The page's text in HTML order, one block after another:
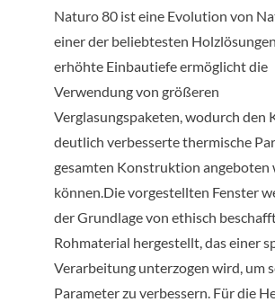
Naturo 80 ist eine Evolution von
einer der beliebtesten
erhöhte Einbautiefe ermöglicht die
Verwendung von größeren
Verglasungspaketen, wodurch den
deutlich verbesserte thermische
gesamten Konstruktion angeboten
können.Die vorgestellten Fenster
der Grundlage von ethisch
Rohmaterial hergestellt, das einer
Verarbeitung unterzogen wird, um
Parameter zu verbessern. Für die